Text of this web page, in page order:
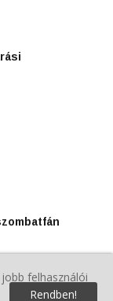
felhasználói
Rendben!